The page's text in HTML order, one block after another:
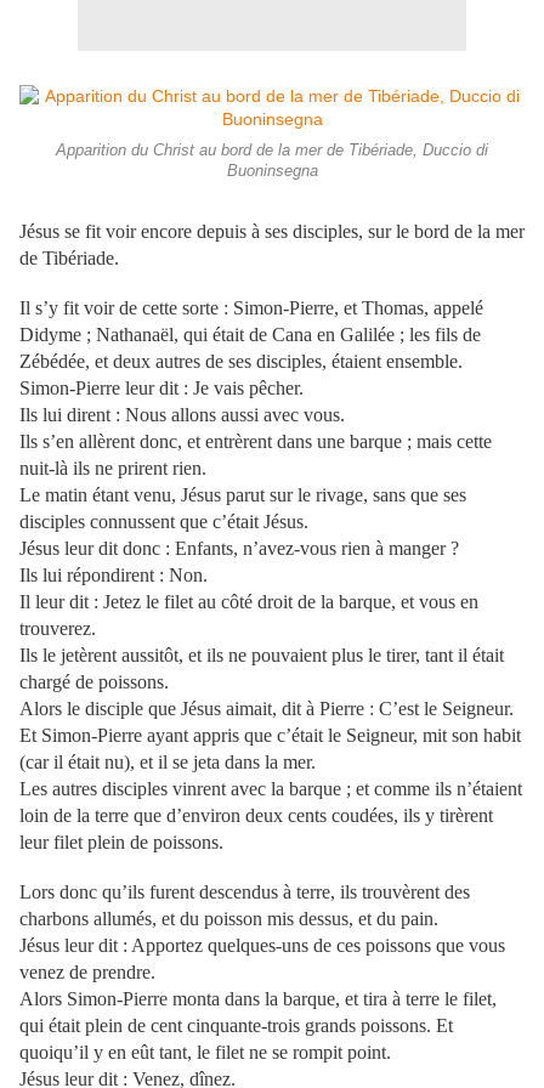
Apparition du Christ au bord de la mer de Tibériade, Duccio di
Buoninsegna
Jésus se fit voir encore depuis à ses disciples, sur le bord de la mer
de Tibériade.
Il s’y fit voir de cette sorte : Simon-Pierre, et Thomas, appelé
Didyme ; Nathanaël, qui était de Cana en Galilée ; les fils de
Zébédée, et deux autres de ses disciples, étaient ensemble.
Simon-Pierre leur dit : Je vais pêcher.
Ils lui dirent : Nous allons aussi avec vous.
Ils s’en allèrent donc, et entrèrent dans une barque ; mais cette
nuit-là ils ne prirent rien.
Le matin étant venu, Jésus parut sur le rivage, sans que ses
disciples connussent que c’était Jésus.
Jésus leur dit donc : Enfants, n’avez-vous rien à manger ?
Ils lui répondirent : Non.
Il leur dit : Jetez le filet au côté droit de la barque, et vous en
trouverez.
Ils le jetèrent aussitôt, et ils ne pouvaient plus le tirer, tant il était
chargé de poissons.
Alors le disciple que Jésus aimait, dit à Pierre : C’est le Seigneur.
Et Simon-Pierre ayant appris que c’était le Seigneur, mit son habit
(car il était nu), et il se jeta dans la mer.
Les autres disciples vinrent avec la barque ; et comme ils n’étaient
loin de la terre que d’environ deux cents coudées, ils y tirèrent
leur filet plein de poissons.
Lors donc qu’ils furent descendus à terre, ils trouvèrent des
charbons allumés, et du poisson mis dessus, et du pain.
Jésus leur dit : Apportez quelques-uns de ces poissons que vous
venez de prendre.
Alors Simon-Pierre monta dans la barque, et tira à terre le filet,
qui était plein de cent cinquante-trois grands poissons. Et
quoiqu’il y en eût tant, le filet ne se rompit point.
Jésus leur dit : Venez, dînez.